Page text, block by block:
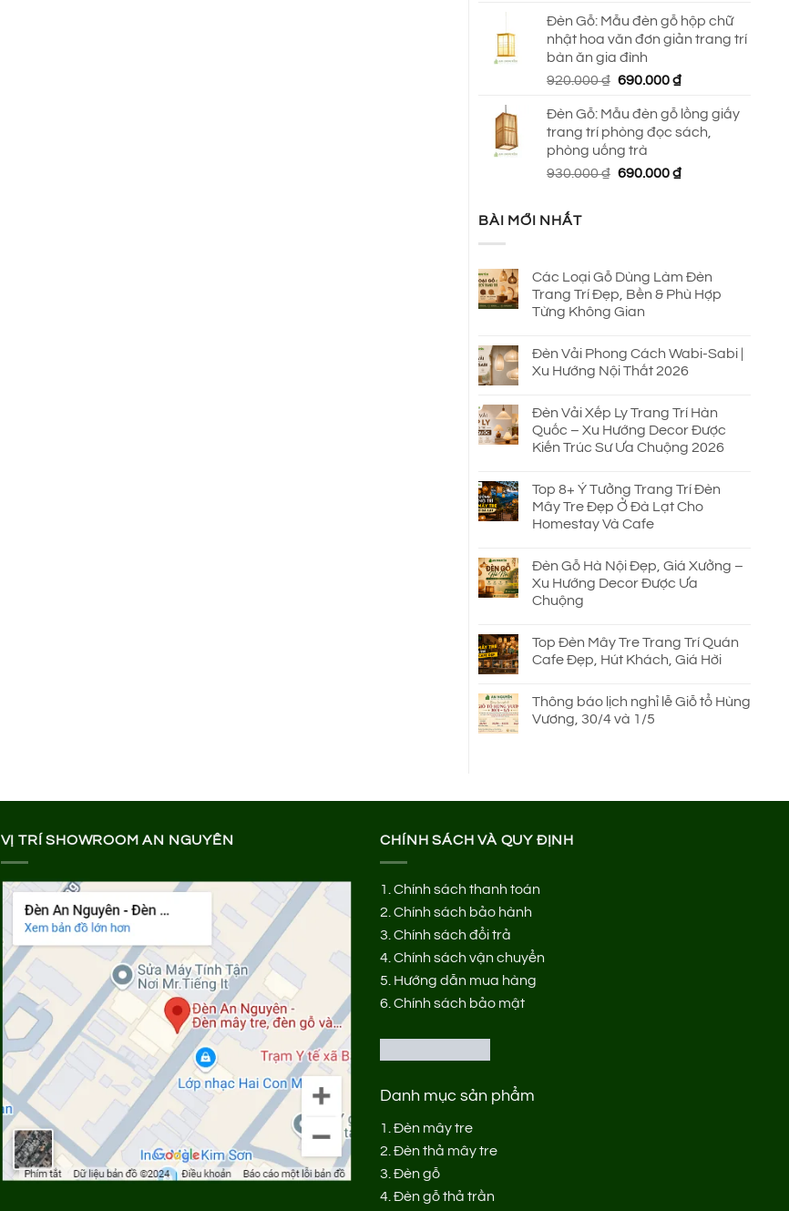
là:
650.000 ₫.
tại
là:
Đèn Gỗ: Mẫu đèn gỗ hộp chữ
nhật hoa văn đơn giản trang trí
bàn ăn gia đình
920.000₫ Giá
là:
920.000 ₫.
690.000₫Giá
tại
là:
Đèn Gỗ: Mẫu đèn gỗ lồng giấy
trang trí phòng đọc sách,
phòng uống trà
930.000₫ Giá
690.000₫Giá
BÀI MỚI NHẤT
Các Loại Gỗ Dùng Làm Đèn
Trang Trí Đẹp, Bền & Phù Hợp
Từng Không Gian
Đèn Vải Phong Cách Wabi-Sabi |
Xu Hướng Nội Thất 2026
Đèn Vải Xếp Ly Trang Trí Hàn
Quốc – Xu Hướng Decor Được
Kiến Trúc Sư Ưa Chuộng 2026
Top 8+ Ý Tưởng Trang Trí Đèn
Mây Tre Đẹp Ở Đà Lạt Cho
Homestay Và Cafe
Đèn Gỗ Hà Nội Đẹp, Giá Xưởng –
Xu Hướng Decor Được Ưa
Chuộng
Top Đèn Mây Tre Trang Trí Quán
Cafe Đẹp, Hút Khách, Giá Hời
Thông báo lịch nghỉ lễ Giỗ tổ Hùng
Vương, 30/4 và 1/5
VỊ TRÍ SHOWROOM AN NGUYÊN CHÍNH SÁCH VÀ QUY ĐỊNH
1.Chính sách thanh toán
2.Chính sách bảo hành
3.Chính sách đổi trả
4.Chính sách vận chuyển
5. Hướng dẫn mua hàng
6.Chính sách bảo mật
Danh mục sản phẩm
1.Đèn mây tre
2.Đèn thả mây tre
3.Đèn gỗ
4.Đèn gỗ thả trần